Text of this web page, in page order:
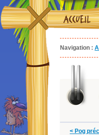
ACCUEIL
Navigation :
< Pog